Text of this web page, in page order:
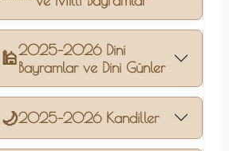
🕌2025–2026 Dini
Bayramlar ve Dini Günler
🌙2025–2026 Kandiller